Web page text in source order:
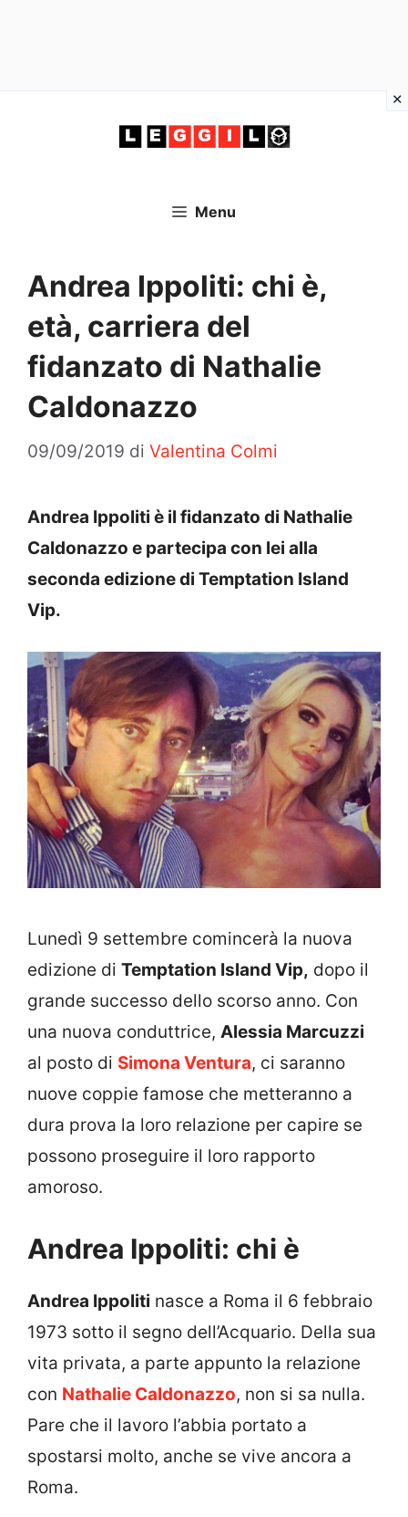
Menu
Andrea Ippoliti: chi è,
età, carriera del
fidanzato di Nathalie
Caldonazzo
09/09/2019 di Valentina Colmi
Andrea Ippoliti è il fidanzato di Nathalie
Caldonazzo e partecipa con lei alla
seconda edizione di Temptation Island
Vip.
Lunedì 9 settembre comincerà la nuova
edizione di Temptation Island Vip, dopo il
grande successo dello scorso anno. Con
una nuova conduttrice, Alessia Marcuzzi
al posto di Simona Ventura, ci saranno
nuove coppie famose che metteranno a
dura prova la loro relazione per capire se
possono proseguire il loro rapporto
amoroso.
Andrea Ippoliti: chi è
Andrea Ippoliti nasce a Roma il 6 febbraio
1973 sotto il segno dell’Acquario. Della sua
vita privata, a parte appunto la relazione
con Nathalie Caldonazzo, non si sa nulla.
Pare che il lavoro l’abbia portato a
spostarsi molto, anche se vive ancora a
Roma.